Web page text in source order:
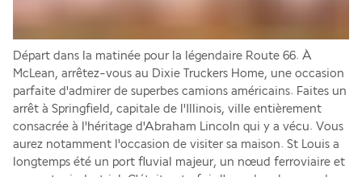
Départ dans la matinée pour la légendaire Route 66. À
McLean, arrêtez-vous au Dixie Truckers Home, une occasion
parfaite d'admirer de superbes camions américains. Faites un
arrêt à Springfield, capitale de l'Illinois, ville entièrement
consacrée à l'héritage d'Abraham Lincoln qui y a vécu. Vous
aurez notamment l'occasion de visiter sa maison. St Louis a
longtemps été un port fluvial majeur, un nœud ferroviaire et